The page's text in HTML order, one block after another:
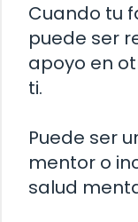
Cuando tu
puede ser
apoyo en
ti.
Puede ser
mentor o
salud